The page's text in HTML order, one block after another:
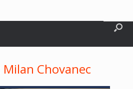
Milan Chovanec